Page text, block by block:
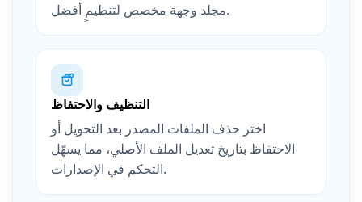
مجلد وجهة مخصص لتنظيمٍ أفضل.
التنظيف والاحتفاظ
اختر حذف الملفات المصدر بعد التحويل أو
الاحتفاظ بتاريخ تعديل الملف الأصلي، مما يسهّل
التحكم في الإصدارات.